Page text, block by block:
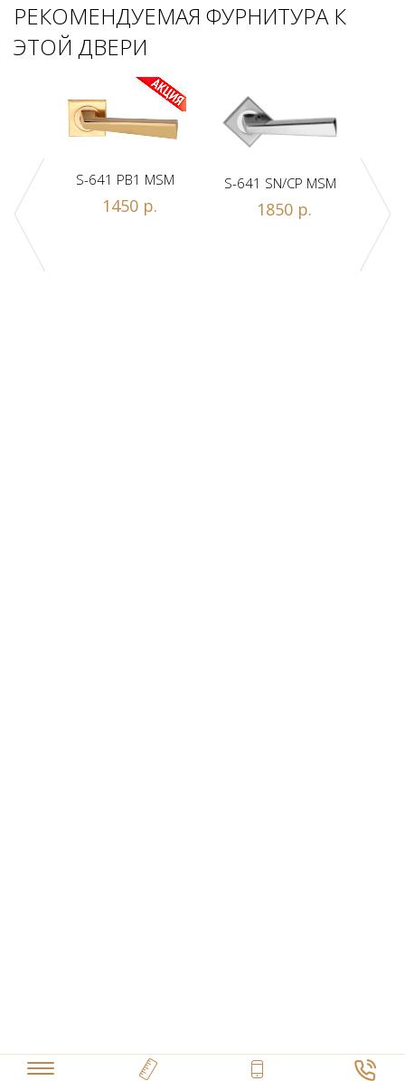
РЕКОМЕНДУЕМАЯ ФУРНИТУРА К
ЭТОЙ ДВЕРИ
A
S-641 PB1 MSM
1450 р.
S-641 SN/CP MSM
1850 р.